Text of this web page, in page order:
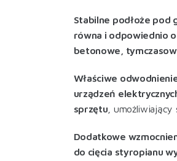
Stabilne podłoże pod
równa i odpowiednio
betonowe,
Właściwe
urządzeń
sprzętu ,
Dodatkowe
do cięcia styropianu